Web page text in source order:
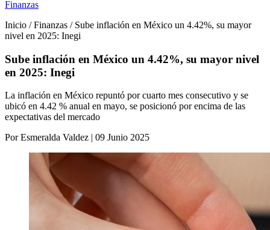
Finanzas
Inicio / Finanzas / Sube inflación en México un 4.42%, su mayor
nivel en 2025: Inegi
Sube inflación en México un 4.42%, su mayor nivel
en 2025: Inegi
La inflación en México repuntó por cuarto mes consecutivo y se
ubicó en 4.42 % anual en mayo, se posicionó por encima de las
expectativas del mercado
Por Esmeralda Valdez | 09 Junio 2025